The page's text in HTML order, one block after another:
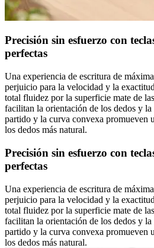
Precisión sin esfuerzo con
perfectas
Una experiencia de escritura de
perjuicio para la velocidad y la
total fluidez por la superficie mate de
facilitan la orientación de los dedos y
partido y la curva convexa promueven
los dedos más natural.
Precisión sin esfuerzo con
perfectas
Una experiencia de escritura de
perjuicio para la velocidad y la
total fluidez por la superficie mate de
facilitan la orientación de los dedos y
partido y la curva convexa promueven
los dedos más natural.